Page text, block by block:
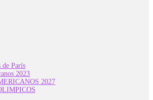
de París
2023
2027